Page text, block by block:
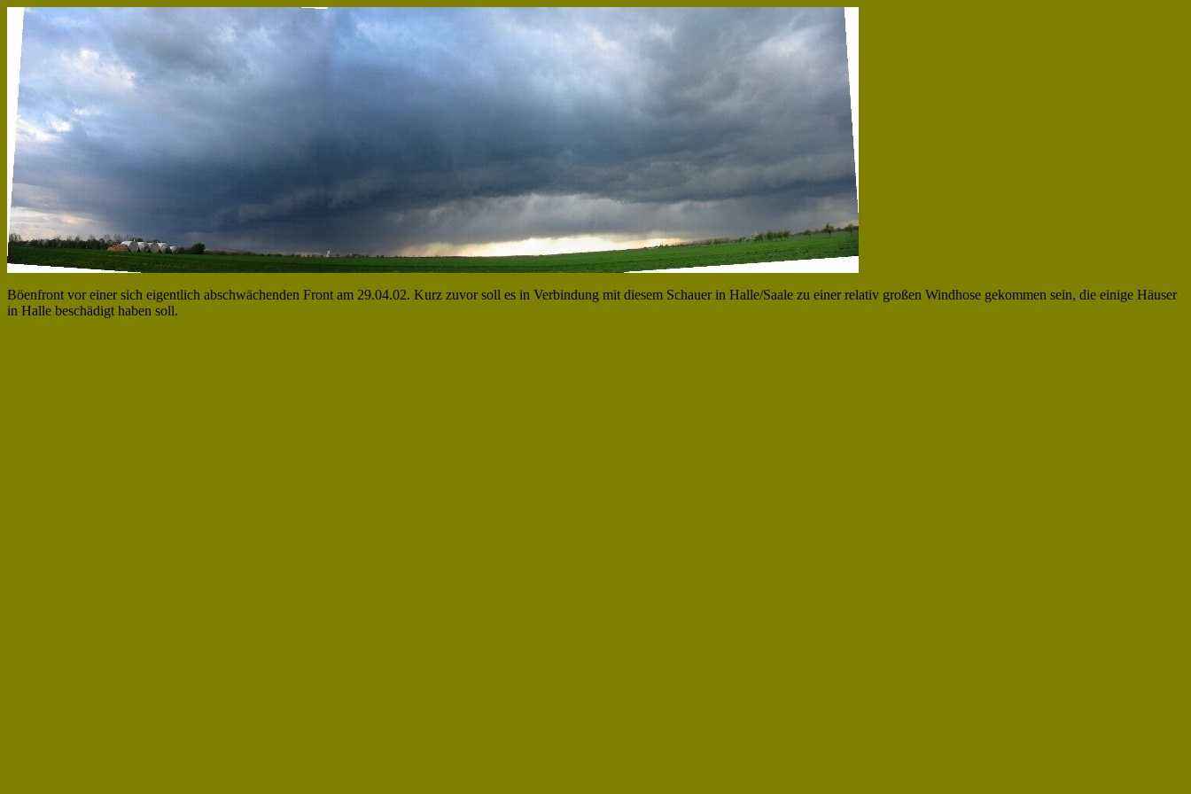
Böenfront vor einer sich eigentlich abschwächenden Front am 29.04.02. Kurz zuvor soll es in Verbindung mit diesem Schauer in Halle/Saale zu einer relativ großen Windhose gekommen sein, die einige Häuser
in Halle beschädigt haben soll.